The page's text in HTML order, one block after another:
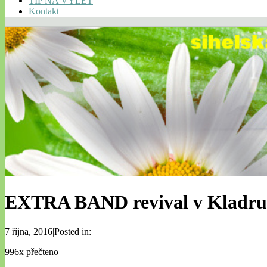
Kontakt
EXTRA BAND revival v
7 října, 2016|Posted in:
996x přečteno